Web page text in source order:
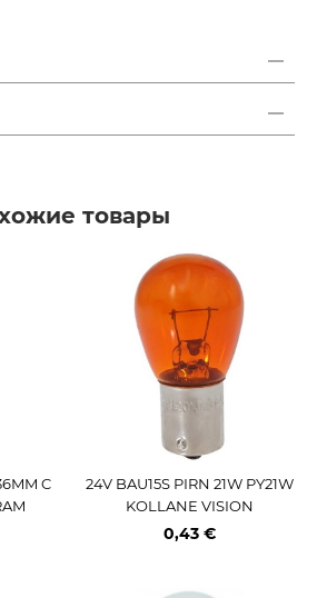
товары
C
24V BAU15S PIRN 21W PY21W
KOLLANE VISION
0,43 €